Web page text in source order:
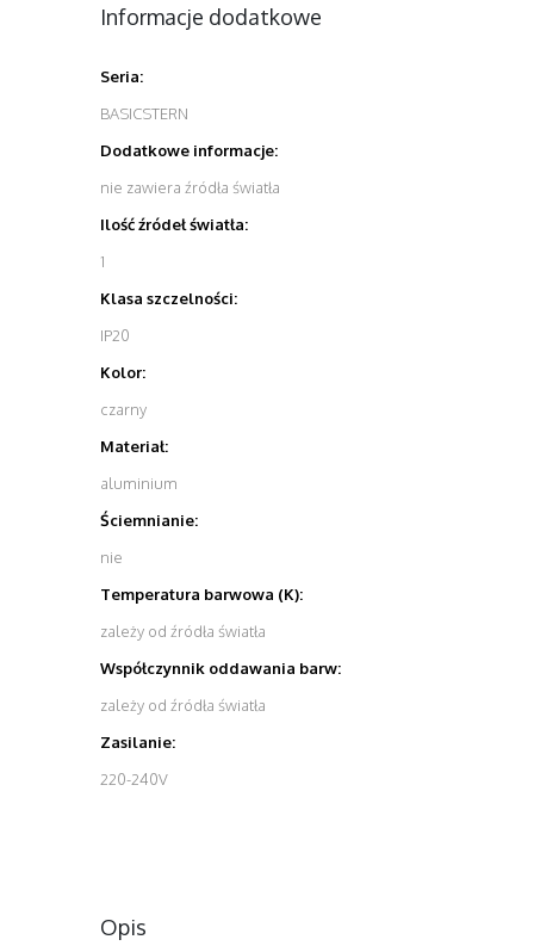
Informacje dodatkowe
Seria:
BASICSTERN
Dodatkowe informacje:
nie zawiera źródła światła
Ilość źródeł światła:
1
Klasa szczelności:
IP20
Kolor:
czarny
Materiał:
aluminium
Ściemnianie:
nie
Temperatura barwowa (K):
zależy od źródła światła
Współczynnik oddawania barw:
zależy od źródła światła
Zasilanie:
220-240V
Opis